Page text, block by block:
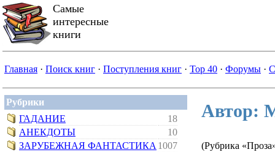
Самые
интересные
книги
Главная · Поиск книг · Поступления книг · Top 40 · Форумы ·
Рубрики
ГАДАНИЕ
18
АНЕКДОТЫ
10
ЗАРУБЕЖНАЯ ФАНТАСТИКА 1007
Автор:
(Рубрика